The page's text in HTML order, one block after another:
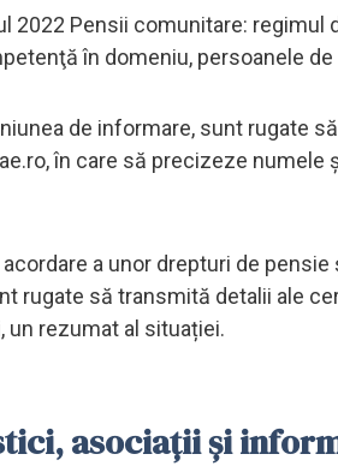
2022 Pensii comunitare: regimul
în domeniu, persoanele
de informare, sunt rugate
, în care să precizeze numele
a unor drepturi de
rugate să transmită detalii ale
un rezumat al situației.
asociații și